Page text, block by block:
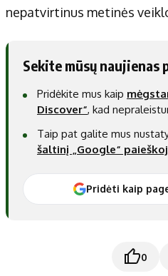
nepatvirtinus metinės
Sekite mūsų naujienas
Pridėkite mus kaip
Discover“, kad
Taip pat galite mus
šaltinį „Google“
Pridėti kaip
0